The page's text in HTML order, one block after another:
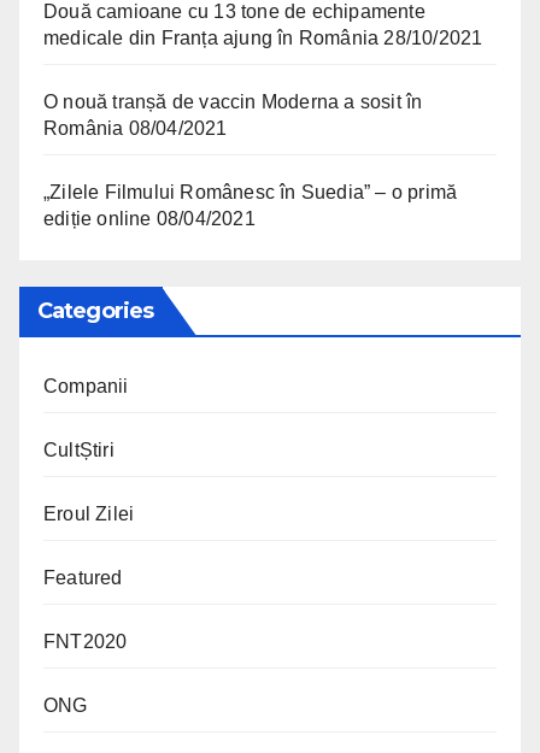
Două camioane cu 13 tone de echipamente
medicale din Franța ajung în România 28/10/2021
O nouă tranșă de vaccin Moderna a sosit în
România 08/04/2021
„Zilele Filmului Românesc în Suedia” – o primă
ediție online 08/04/2021
Categories
Companii
CultȘtiri
Eroul Zilei
Featured
FNT2020
ONG